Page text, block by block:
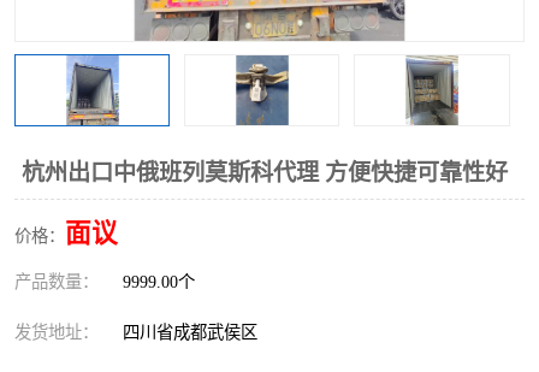
杭州出口中俄班列莫斯科代理 方便快捷可靠性好
价格： 面议
产品数量： 9999.00个
发货地址： 四川省成都武侯区